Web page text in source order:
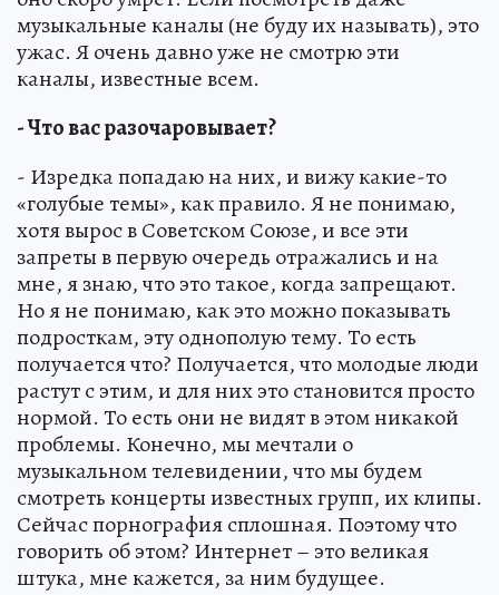
музыкальные каналы (не буду их называть), это
ужас. Я очень давно уже не смотрю эти
каналы, известные всем.
- Что вас разочаровывает?
- Изредка попадаю на них, и вижу какие-то
«голубые темы», как правило. Я не понимаю,
хотя вырос в Советском Союзе, и все эти
запреты в первую очередь отражались и на
мне, я знаю, что это такое, когда запрещают.
Но я не понимаю, как это можно показывать
подросткам, эту однополую тему. То есть
получается что? Получается, что молодые люди
растут с этим, и для них это становится просто
нормой. То есть они не видят в этом никакой
проблемы. Конечно, мы мечтали о
музыкальном телевидении, что мы будем
смотреть концерты известных групп, их клипы.
Сейчас порнография сплошная. Поэтому что
говорить об этом? Интернет – это великая
штука, мне кажется, за ним будущее.